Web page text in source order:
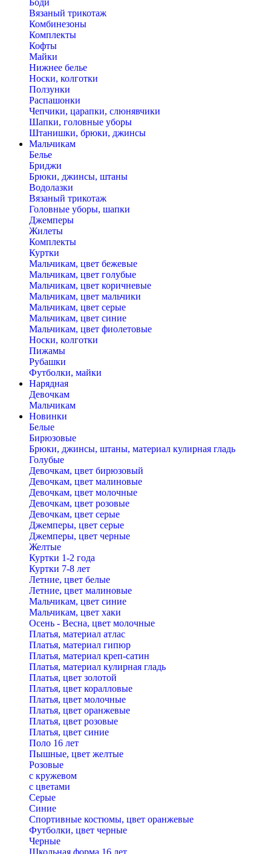
Боди
Вязаный трикотаж
Комбинезоны
Комплекты
Кофты
Майки
Нижнее белье
Носки, колготки
Ползунки
Распашонки
Чепчики, царапки, слюнявчики
Шапки, головные уборы
Штанишки, брюки, джинсы
Мальчикам
Белье
Бриджи
Брюки, джинсы, штаны
Водолазки
Вязаный трикотаж
Головные уборы, шапки
Джемперы
Жилеты
Комплекты
Куртки
Мальчикам, цвет бежевые
Мальчикам, цвет голубые
Мальчикам, цвет коричневые
Мальчикам, цвет мальчики
Мальчикам, цвет серые
Мальчикам, цвет синие
Мальчикам, цвет фиолетовые
Носки, колготки
Пижамы
Рубашки
Футболки, майки
Нарядная
Девочкам
Мальчикам
Новинки
Белые
Бирюзовые
Брюки, джинсы, штаны, материал кулирная гладь
Голубые
Девочкам, цвет бирюзовый
Девочкам, цвет малиновые
Девочкам, цвет молочные
Девочкам, цвет розовые
Девочкам, цвет серые
Джемперы, цвет серые
Джемперы, цвет черные
Желтые
Куртки 1-2 года
Куртки 7-8 лет
Летние, цвет белые
Летние, цвет малиновые
Мальчикам, цвет синие
Мальчикам, цвет хаки
Осень - Весна, цвет молочные
Платья, материал атлас
Платья, материал гипюр
Платья, материал креп-сатин
Платья, материал кулирная гладь
Платья, цвет золотой
Платья, цвет коралловые
Платья, цвет молочные
Платья, цвет оранжевые
Платья, цвет розовые
Платья, цвет синие
Поло 16 лет
Пышные, цвет желтые
Розовые
с кружевом
с цветами
Серые
Синие
Спортивные костюмы, цвет оранжевые
Футболки, цвет черные
Черные
Школьная форма 16 лет